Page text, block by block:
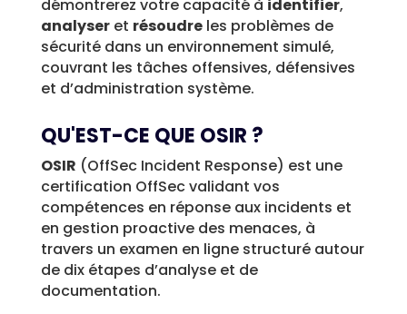
démontrerez votre capacité à identifier,
analyseret résoudreles problèmes de
sécurité dans un environnement simulé,
couvrant les tâches offensives, défensives
et d’administration système.
QU'EST-CE QUE OSIR ?
OSIR (OffSec Incident Response) est une
certification OffSec validant vos
compétences en réponse aux incidents et
en gestion proactive des menaces, à
travers un examen en ligne structuré autour
de dix étapes d’analyse et de
documentation.